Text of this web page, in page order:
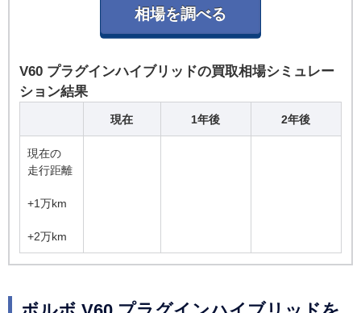
V60 プラグインハイブリッドの買取相場シミュレー
ション結果
現在 1年後 2年後
現在の
走行距離
+1万km
+2万km